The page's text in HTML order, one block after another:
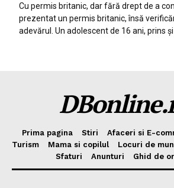
Cu permis britanic, dar fără drept de a
prezentat un permis britanic, însă
adevărul. Un adolescent de 16 ani, prins
Prima pagina Stiri Afaceri si E-
Turism
Mama si copilul Locuri de
Sfaturi
Anunturi Ghid de